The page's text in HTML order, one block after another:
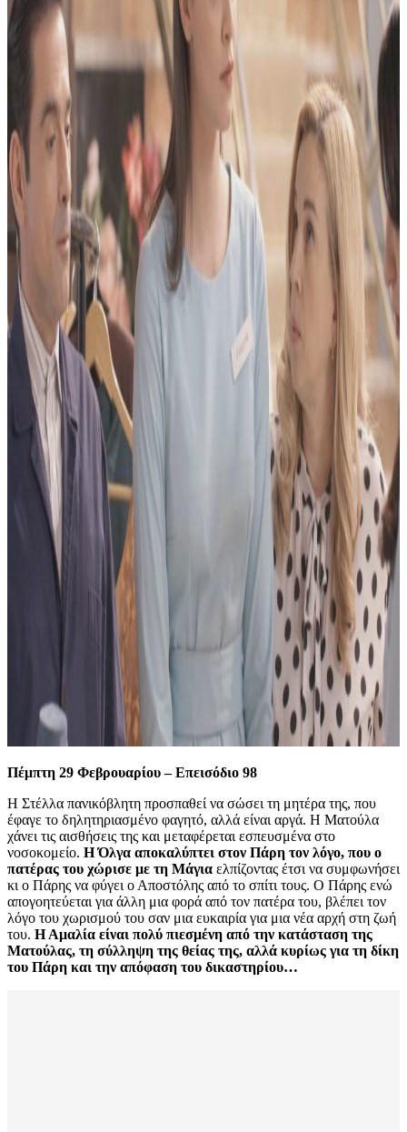
Πέμπτη 29 Φεβρουαρίου – Επεισόδιο 98
Η Στέλλα πανικόβλητη προσπαθεί να σώσει τη μητέρα της, που
έφαγε το δηλητηριασμένο φαγητό, αλλά είναι αργά. Η Ματούλα
χάνει τις αισθήσεις της και μεταφέρεται εσπευσμένα στο
νοσοκομείο. Η Όλγα αποκαλύπτει στον Πάρη τον λόγο, που ο
πατέρας του χώρισε με τη Μάγια ελπίζοντας έτσι να συμφωνήσει
κι ο Πάρης να φύγει ο Αποστόλης από το σπίτι τους. Ο Πάρης ενώ
απογοητεύεται για άλλη μια φορά από τον πατέρα του, βλέπει τον
λόγο του χωρισμού του σαν μια ευκαιρία για μια νέα αρχή στη ζωή
του. Η Αμαλία είναι πολύ πιεσμένη από την κατάσταση της
Ματούλας, τη σύλληψη της θείας της, αλλά κυρίως για τη δίκη
του Πάρη και την απόφαση του δικαστηρίου…